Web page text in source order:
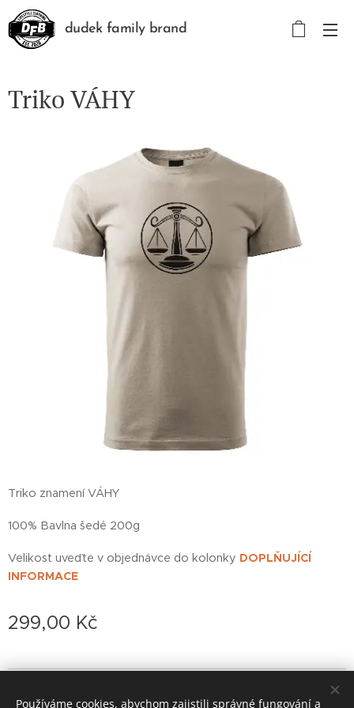
dudek family brand
Triko VÁHY
Triko znamení VÁHY
100% Bavlna šedé 200g
Velikost uveďte v objednávce do kolonky DOPLŇUJÍCÍ
INFORMACE
299,00 Kč
Používáme cookies, abychom zajistili správné fungování a